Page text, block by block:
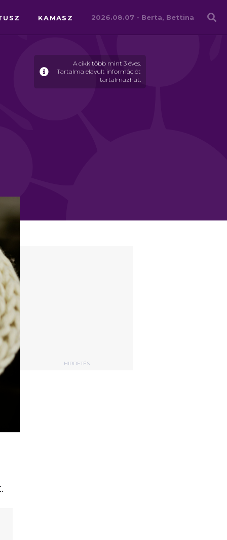
KAMASZ 2026.08.07 - Berta, Bettina
A cikk több mint 3 éves.
Tartalma elavult információt
tartalmazhat.
HIRDETÉS